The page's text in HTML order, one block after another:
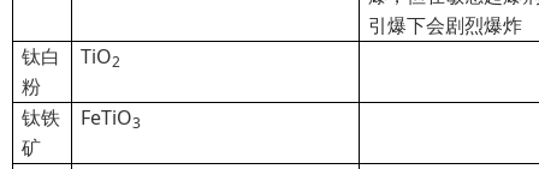
引爆下会剧烈爆炸
钛白
粉
TiO2
钛铁
矿
FeTiO3